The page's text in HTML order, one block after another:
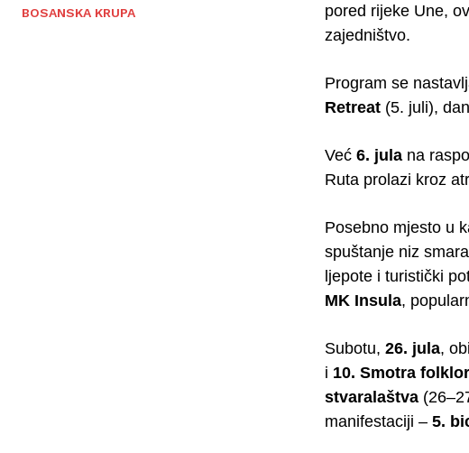
BOSANSKA KRUPA
pored rijeke Une,
zajedništvo.
Program se
Retreat (5. juli),
Već 6. jula na
Ruta prolazi kroz
Posebno mjesto u
spuštanje niz
ljepote i turistički
MK Insula,
Subotu, 26. jula,
i 10. Smotra
stvaralaštva
manifestaciji – 5.